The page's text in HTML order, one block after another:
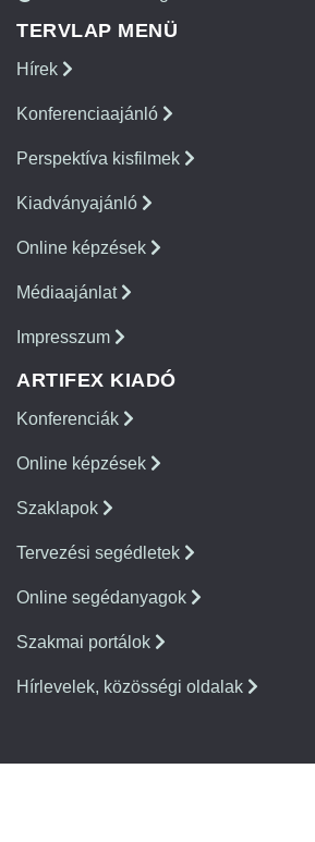
TERVLAP MENÜ
Hírek
Konferenciaajánló
Perspektíva kisfilmek
Kiadványajánló
Online képzések
Médiaajánlat
Impresszum
ARTIFEX KIADÓ
Konferenciák
Online képzések
Szaklapok
Tervezési segédletek
Online segédanyagok
Szakmai portálok
Hírlevelek, közösségi oldalak